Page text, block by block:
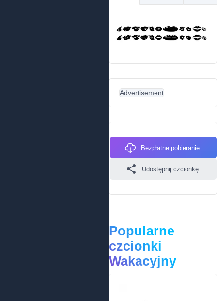
Advertisement
Bezpłatne pobieranie
Udostępnij czcionkę
Popularne
czcionki
Wakacyjny